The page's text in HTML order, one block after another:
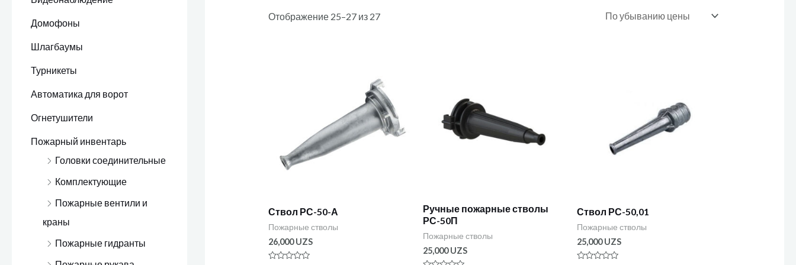
Домофоны
Шлагбаумы
Турникеты
Автоматика для ворот
Огнетушители
Пожарный инвентарь
Головки соединительные
Комплектующие
Пожарные вентили и
краны
Пожарные гидранты
Отображение 25–27 из 27
Ствол РС-50-А
Пожарные стволы
26,000UZS
Ручные пожарные стволы
РС-50П
Пожарные стволы
25,000UZS
Ствол РС-50,01
Пожарные стволы
25,000UZS